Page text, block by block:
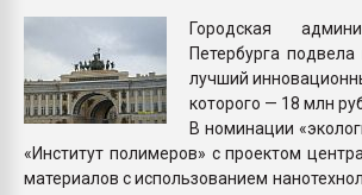
Городская
Петербурга подвела
лучший
которого — 18 млн
В номинации
«Институт полимеров» с проектом
материалов с использованием